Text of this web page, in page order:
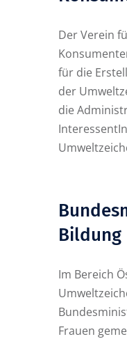
Der Verein
für die
der
die
Bildung
Im Bereich
Frauen